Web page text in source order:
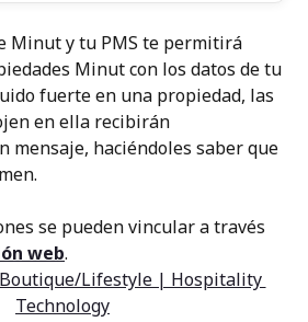
Minut y tu PMS te permitirá
Minut con los datos de tu
fuerte en una propiedad, las
en ella recibirán
mensaje, haciéndoles saber que
se pueden vincular a través
web.